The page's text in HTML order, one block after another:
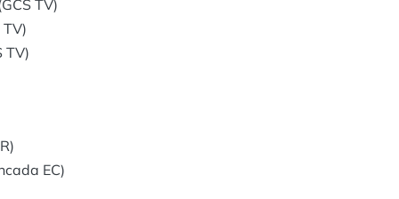
TV)
TV)
EC)